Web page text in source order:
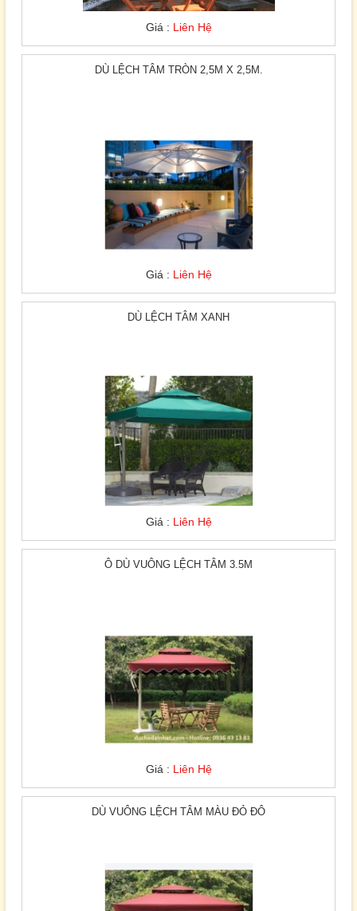
Giá : Liên Hệ
DÙ LỆCH TÂM TRÒN 2,5M X 2,5M.
Giá : Liên Hệ
DÙ LỆCH TÂM XANH
Giá : Liên Hệ
Ô DÙ VUÔNG LỆCH TÂM 3.5M
Giá : Liên Hệ
DÙ VUÔNG LỆCH TÂM MÀU ĐỎ ĐÔ